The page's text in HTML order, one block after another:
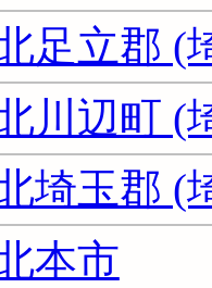
足立郡 (
川辺町 (
埼玉郡 (
本市